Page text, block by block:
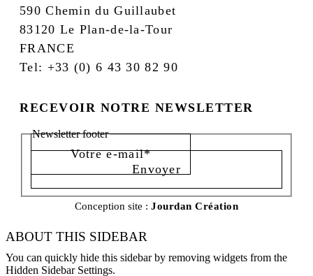
590 Chemin du Guillaubet
83120 Le Plan-de-la-Tour
FRANCE
Tel: +33 (0) 6 43 30 82 90
RECEVOIR NOTRE NEWSLETTER
Newsletter footer
Envoyer
Conception site : Jourdan Création
ABOUT THIS SIDEBAR
You can quickly hide this sidebar by removing widgets from the
Hidden Sidebar Settings.